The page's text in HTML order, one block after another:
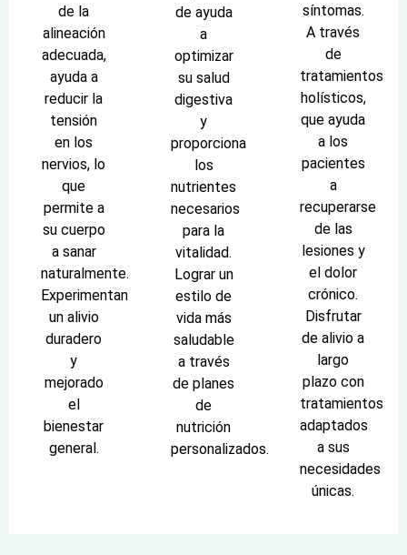
de la
alineación
adecuada,
ayuda a
reducir la
tensión
en los
nervios, lo
que
permite a
su cuerpo
a sanar
naturalmente.
Experimentan
un alivio
duradero
y
mejorado
el
bienestar
general.
de ayuda
a
optimizar
su salud
digestiva
y
proporciona
los
nutrientes
necesarios
para la
vitalidad.
Lograr un
estilo de
vida más
saludable
a través
de planes
de
nutrición
personalizados.
síntomas.
A través
de
tratamientos
holísticos,
que ayuda
a los
pacientes
a
recuperarse
de las
lesiones y
el dolor
crónico.
Disfrutar
de alivio a
largo
plazo con
tratamientos
adaptados
a sus
necesidades
únicas.